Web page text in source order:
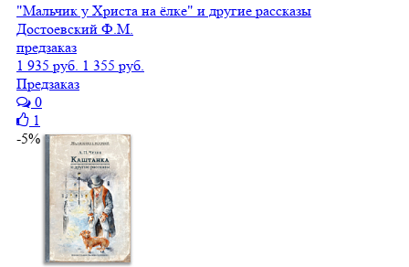
"Мальчик у Христа на ёлке" и другие рассказы
Достоевский Ф.М.
предзаказ
1 935 руб. 1 355 руб.
Предзаказ
0
1
-5%